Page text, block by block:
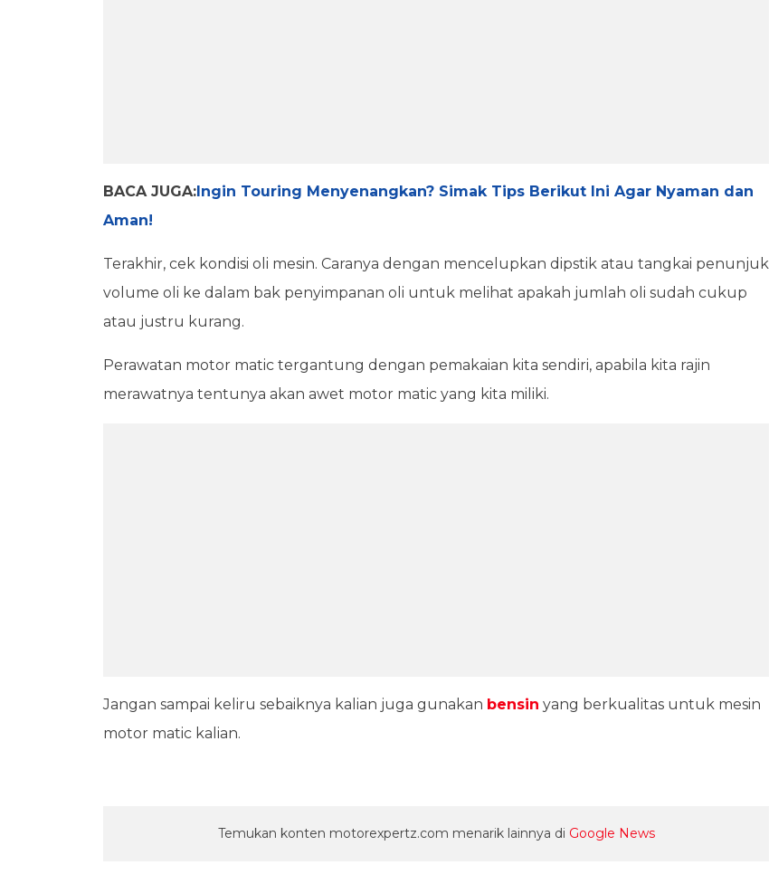
BACA JUGA:Ingin Touring Menyenangkan? Simak Tips Berikut Ini Agar Nyaman dan
Aman!
Terakhir, cek kondisi oli mesin. Caranya dengan mencelupkan dipstik atau tangkai penunjuk
volume oli ke dalam bak penyimpanan oli untuk melihat apakah jumlah oli sudah cukup
atau justru kurang.
Perawatan motor matic tergantung dengan pemakaian kita sendiri, apabila kita rajin
merawatnya tentunya akan awet motor matic yang kita miliki.
Jangan sampai keliru sebaiknya kalian juga gunakan bensin yang berkualitas untuk mesin
motor matic kalian.
Temukan konten motorexpertz.com menarik lainnya di Google News